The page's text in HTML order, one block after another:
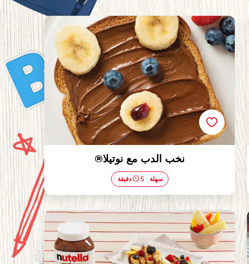
نخب الدب مع نوتيلا®
نخب الدب مع نوتيلا®
سهلة 5 دقيقة
وافل الفواكه ونوتيلا